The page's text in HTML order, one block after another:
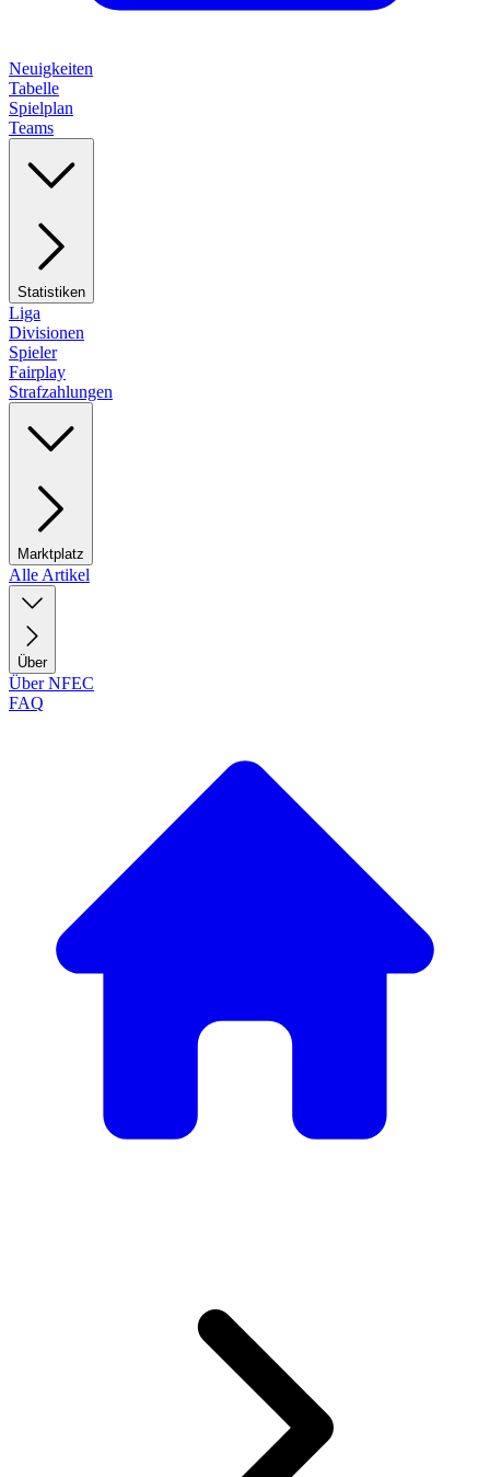
Neuigkeiten
Tabelle
Spielplan
Teams
Statistiken
Liga
Divisionen
Spieler
Fairplay
Strafzahlungen
Marktplatz
Alle Artikel
Über
Über NFEC
FAQ